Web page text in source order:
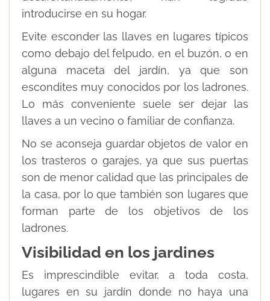
introducirse en su hogar.
Evite esconder las llaves en lugares típicos
como debajo del felpudo, en el buzón, o en
alguna maceta del jardín, ya que son
escondites muy conocidos por los ladrones.
Lo más conveniente suele ser dejar las
llaves a un vecino o familiar de confianza.
No se aconseja guardar objetos de valor en
los trasteros o garajes, ya que sus puertas
son de menor calidad que las principales de
la casa, por lo que también son lugares que
forman parte de los objetivos de los
ladrones.
Visibilidad en los jardines
Es imprescindible evitar, a toda costa,
lugares en su jardín donde no haya una